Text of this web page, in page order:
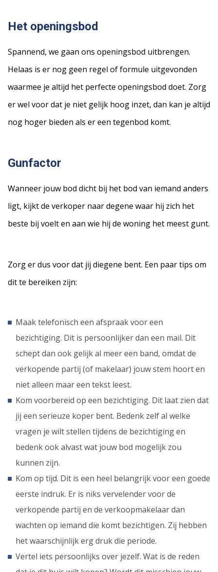
Het openingsbod
Spannend, we gaan ons openingsbod uitbrengen.
Helaas is er nog geen regel of formule uitgevonden
waarmee je altijd het perfecte openingsbod doet. Zorg
er wel voor dat je niet gelijk hoog inzet, dan kan je altijd
nog hoger bieden als er een tegenbod komt.
Gunfactor
Wanneer jouw bod dicht bij het bod van iemand anders
ligt, kijkt de verkoper naar degene waar hij zich het
beste bij voelt en aan wie hij de woning het meest gunt.
Zorg er dus voor dat jij diegene bent. Een paar tips om
dit te bereiken zijn:
Maak telefonisch een afspraak voor een
bezichtiging. Dit is persoonlijker dan een mail. Dit
schept dan ook gelijk al meer een band, omdat de
verkopende partij (of makelaar) jouw stem hoort en
niet alleen maar een tekst leest.
Kom voorbereid op een bezichtiging. Dit laat zien dat
jij een serieuze koper bent. Bedenk zelf al welke
vragen je wilt stellen tijdens de bezichtiging en
bedenk ook alvast wat jouw bod mogelijk zou
kunnen zijn.
Kom op tijd. Dit is een heel belangrijk voor een goede
eerste indruk. Er is niks vervelender voor de
verkopende partij en de verkoopmakelaar dan
wachten op iemand die komt bezichtigen. Zij hebben
het waarschijnlijk erg druk die periode.
Vertel iets persoonlijks over jezelf. Wat is de reden